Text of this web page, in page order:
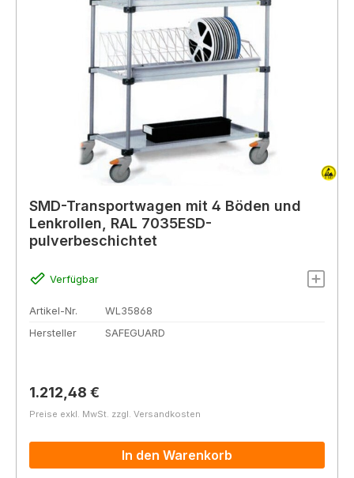
SMD-Transportwagen mit 4 Böden und
Lenkrollen, RAL 7035ESD-
pulverbeschichtet
Verfügbar
Artikel-Nr.
WL35868
Hersteller
SAFEGUARD
Regulärer Preis:
1.212,48 €
Preise exkl. MwSt. zzgl. Versandkosten
In den Warenkorb